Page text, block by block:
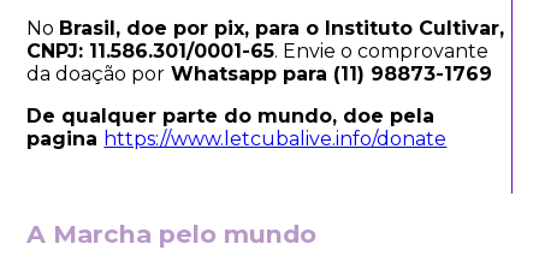
No Brasil, doe por pix, para o Instituto Cultivar,
CNPJ: 11.586.301/0001-65. Envie o comprovante
da doação por Whatsapp para (11) 98873-1769
De qualquer parte do mundo, doe pela
pagina https://www.letcubalive.info/donate
A Marcha pelo mundo